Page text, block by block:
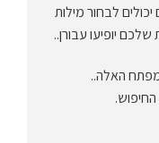
לבחור מילות
יופיעו עבורן..
האלה..